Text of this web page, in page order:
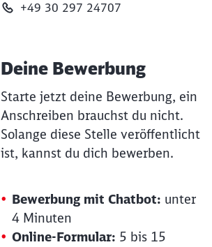
+49 30 297 24707
Deine Bewerbung
Starte jetzt deine Bewerbung, ein
Anschreiben brauchst du nicht.
Solange diese Stelle veröffentlicht
ist, kannst du dich bewerben.
Bewerbung mit Chatbot: unter
4 Minuten
Online-Formular: 5 bis 15